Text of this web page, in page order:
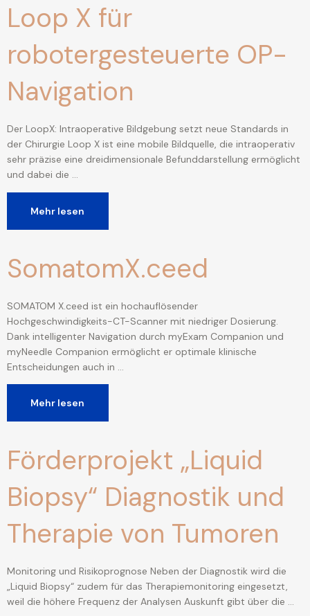
Loop X für
robotergesteuerte OP-
Navigation
Der LoopX: Intraoperative Bildgebung setzt neue Standards in
der Chirurgie Loop X ist eine mobile Bildquelle, die intraoperativ
sehr präzise eine dreidimensionale Befunddarstellung ermöglicht
und dabei die …
Mehr lesen
SomatomX.ceed
SOMATOM X.ceed ist ein hochauflösender
Hochgeschwindigkeits-CT-Scanner mit niedriger Dosierung.
Dank intelligenter Navigation durch myExam Companion und
myNeedle Companion ermöglicht er optimale klinische
Entscheidungen auch in …
Mehr lesen
Förderprojekt „Liquid
Biopsy“ Diagnostik und
Therapie von Tumoren
Monitoring und Risikoprognose Neben der Diagnostik wird die
„Liquid Biopsy“ zudem für das Therapiemonitoring eingesetzt,
weil die höhere Frequenz der Analysen Auskunft gibt über die …